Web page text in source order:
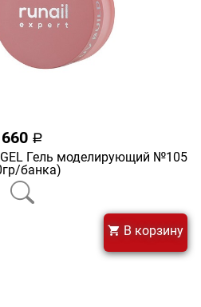
660 a
GEL Гель моделирующий №105
банка)
В корзину